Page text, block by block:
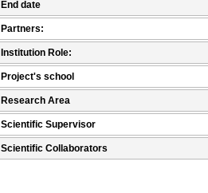
End date
Partners:
Institution Role:
Project's school
Research Area
Scientific Supervisor
Scientific Collaborators